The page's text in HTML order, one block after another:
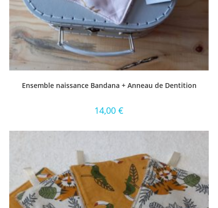
Ensemble naissance Bandana + Anneau de Dentition
14,00 €